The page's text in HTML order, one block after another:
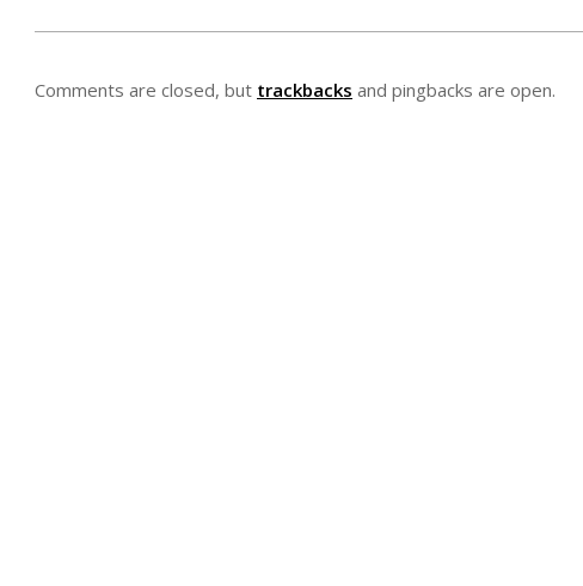
Comments are closed, but trackbacks and pingbacks are open.